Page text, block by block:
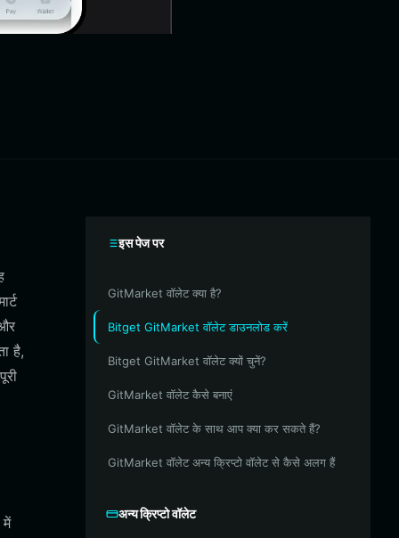
है,
इस पेज पर
GitMarket वॉलेट क्या है?
Bitget GitMarket वॉलेट डाउनलोड करें
Bitget GitMarket वॉलेट क्यों चुनें?
GitMarket वॉलेट कैसे बनाएं
GitMarket वॉलेट के साथ आप क्या कर सकते हैं?
GitMarket वॉलेट अन्य क्रिप्टो वॉलेट से कैसे अलग हैं
अन्य क्रिप्टो वॉलेट